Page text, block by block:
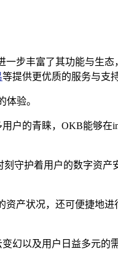
一步丰富了其功能与生
等提供更优质的服务与支持
体验。
户的青睐，OKB能够在
守护着用户的数字资产
产状况，还可便捷地
幻以及用户日益多元